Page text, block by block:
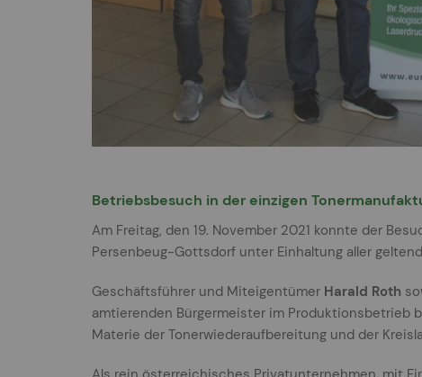
Betriebsbesuch in der einzigen
Am Freitag, den 19. November 2021 konnte der
Persenbeug-Gottsdorf unter Einhaltung aller
Geschäftsführer und Miteigentümer Harald Roth
amtierenden Bürgermeister im Produktionsbetrieb
Materie der Tonerwiederaufbereitung und der